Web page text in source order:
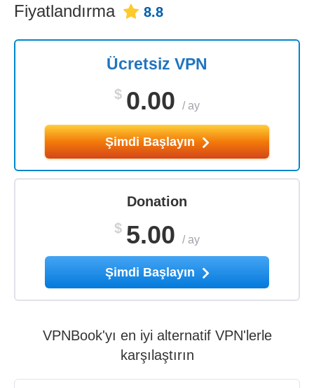
Fiyatlandırma 8.8
Ücretsiz VPN
$ 0.00 /ay
Şimdi Başlayın
Donation
$ 5.00 /ay
Şimdi Başlayın
VPNBook'yı en iyi alternatif VPN'lerle
karşılaştırın